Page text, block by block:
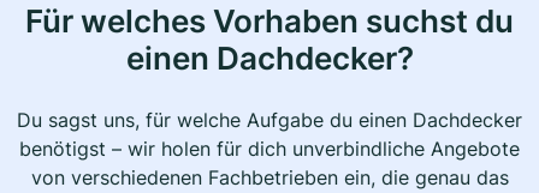
Für welches Vorhaben suchst du
einen Dachdecker?
Du sagst uns, für welche Aufgabe du einen Dachdecker
benötigst – wir holen für dich unverbindliche Angebote
von verschiedenen Fachbetrieben ein, die genau das